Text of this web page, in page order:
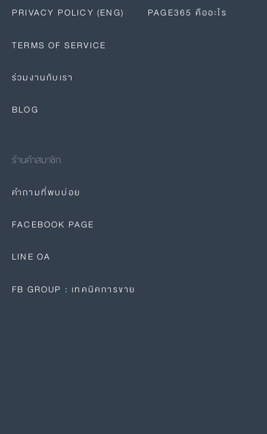
PRIVACY POLICY (ENG)
TERMS OF SERVICE
ร่วมงานกับเรา
BLOG
PAGE365 คืออะไร
ร้านค้าสมาชิก
คำถามที่พบบ่อย
FACEBOOK PAGE
LINE OA
FB GROUP : เทคนิคการขาย